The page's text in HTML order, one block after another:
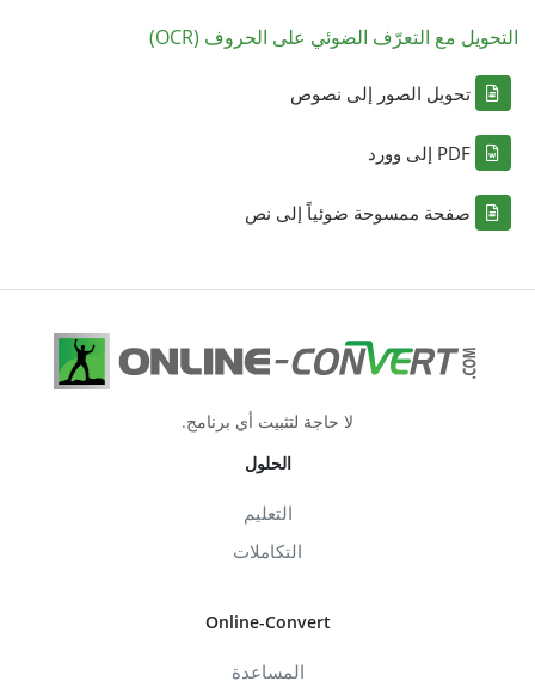
التحويل مع التعرّف الضوئي على الحروف (OCR)
تحويل الصور إلى نصوص
PDF إلى وورد
صفحة ممسوحة ضوئياً إلى نص
لا حاجة لتثبيت أي برنامج.
الحلول
التعليم
التكاملات
Online-Convert
المساعدة